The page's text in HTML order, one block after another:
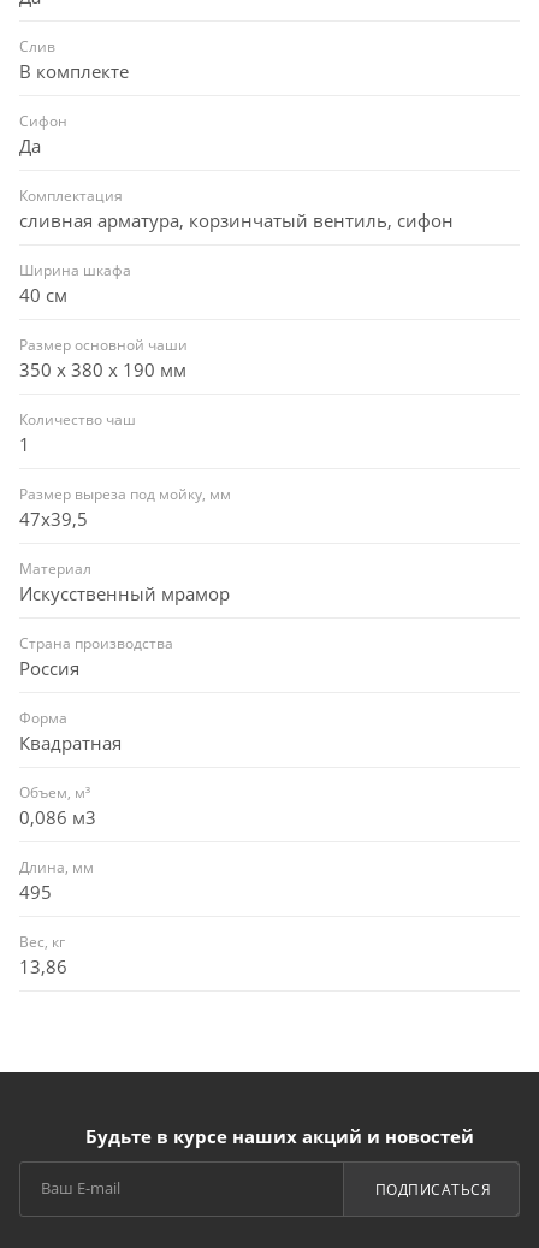
Слив
В комплекте
Сифон
Да
Комплектация
сливная арматура, корзинчатый вентиль, сифон
Ширина шкафа
40 см
Размер основной чаши
350 х 380 х 190 мм
Количество чаш
1
Размер выреза под мойку, мм
47x39,5
Материал
Искусственный мрамор
Страна производства
Россия
Форма
Квадратная
Объем, м³
0,086 м3
Длина, мм
495
Вес, кг
13,86
Будьте в курсе наших акций и новостей
ПОДПИСАТЬСЯ